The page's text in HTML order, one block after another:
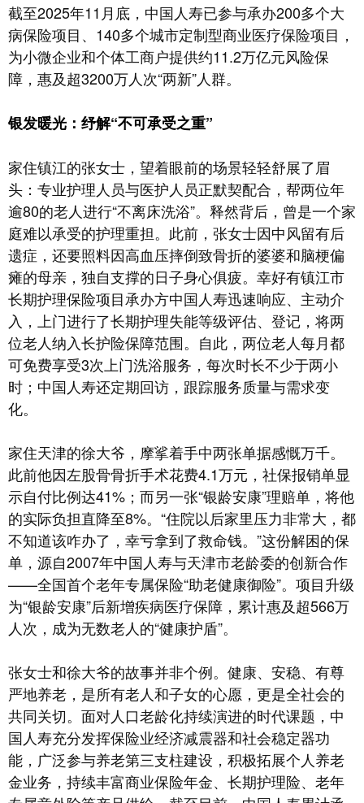
截至2025年11月底，中国人寿已参与承办200多个大
病保险项目、140多个城市定制型商业医疗保险项目，
为小微企业和个体工商户提供约11.2万亿元风险保
障，惠及超3200万人次“两新”人群。
银发暖光：纾解“不可承受之重”
家住镇江的张女士，望着眼前的场景轻轻舒展了眉
头：专业护理人员与医护人员正默契配合，帮两位年
逾80的老人进行“不离床洗浴”。释然背后，曾是一个家
庭难以承受的护理重担。此前，张女士因中风留有后
遗症，还要照料因高血压摔倒致骨折的婆婆和脑梗偏
瘫的母亲，独自支撑的日子身心俱疲。幸好有镇江市
长期护理保险项目承办方中国人寿迅速响应、主动介
入，上门进行了长期护理失能等级评估、登记，将两
位老人纳入长护险保障范围。自此，两位老人每月都
可免费享受3次上门洗浴服务，每次时长不少于两小
时；中国人寿还定期回访，跟踪服务质量与需求变
化。
家住天津的徐大爷，摩挲着手中两张单据感慨万千。
此前他因左股骨骨折手术花费4.1万元，社保报销单显
示自付比例达41%；而另一张“银龄安康”理赔单，将他
的实际负担直降至8%。“住院以后家里压力非常大，都
不知道该咋办了，幸亏拿到了救命钱。”这份解困的保
单，源自2007年中国人寿与天津市老龄委的创新合作
——全国首个老年专属保险“助老健康御险”。项目升级
为“银龄安康”后新增疾病医疗保障，累计惠及超566万
人次，成为无数老人的“健康护盾”。
张女士和徐大爷的故事并非个例。健康、安稳、有尊
严地养老，是所有老人和子女的心愿，更是全社会的
共同关切。面对人口老龄化持续演进的时代课题，中
国人寿充分发挥保险业经济减震器和社会稳定器功
能，广泛参与养老第三支柱建设，积极拓展个人养老
金业务，持续丰富商业保险年金、长期护理险、老年